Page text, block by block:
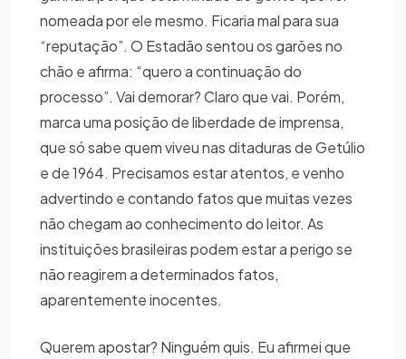
nomeada por ele mesmo. Ficaria mal para sua
“reputação”. O Estadão sentou os garões no
chão e afirma: “quero a continuação do
processo”. Vai demorar? Claro que vai. Porém,
marca uma posição de liberdade de imprensa,
que só sabe quem viveu nas ditaduras de Getúlio
e de 1964. Precisamos estar atentos, e venho
advertindo e contando fatos que muitas vezes
não chegam ao conhecimento do leitor. As
instituições brasileiras podem estar a perigo se
não reagirem a determinados fatos,
aparentemente inocentes.
Querem apostar? Ninguém quis. Eu afirmei que